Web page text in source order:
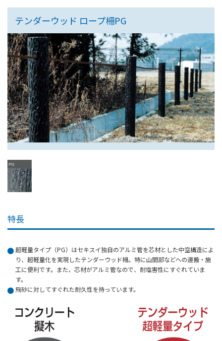
テンダーウッド ロープ柵PG
特長
超軽量タイプ（PG）はセキスイ独自のアルミ管を芯材とした中空構造によ
り、超軽量化を実現したテンダーウッド柵。特に山間部などへの運搬・施
工に便利です。また、芯材がアルミ管なので、耐塩害性にすぐれていま
す。
飛砂に対してすぐれた耐久性を持っています。